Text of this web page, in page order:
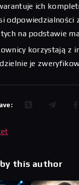
ich
odpowiedzialności
na podstawie
korzystają z
je
this author